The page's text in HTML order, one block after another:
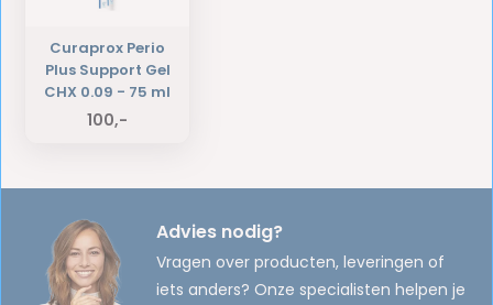
Curaprox Perio
Plus Support Gel
CHX 0.09 - 75 ml
100,-
Advies nodig?
Vragen over producten, leveringen of
iets anders? Onze specialisten helpen je